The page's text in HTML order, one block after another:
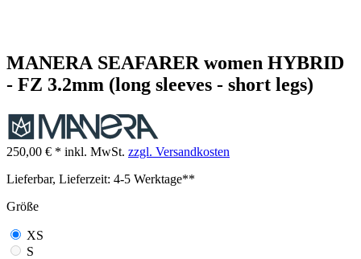
MANERA SEAFARER women HYBRID
- FZ 3.2mm (long sleeves - short legs)
250,00 € * inkl. MwSt. zzgl. Versandkosten
Lieferbar, Lieferzeit: 4-5 Werktage**
Größe
XS
S